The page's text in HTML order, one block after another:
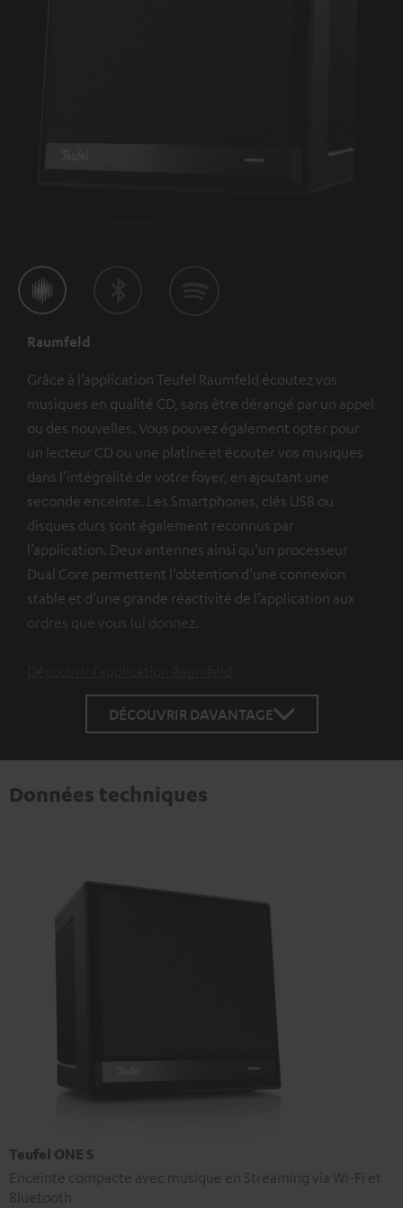
Raumfeld
Grâce à l’application Teufel Raumfeld écoutez vos
musiques en qualité CD, sans être dérangé par un appel
ou des nouvelles. Vous pouvez également opter pour
un lecteur CD ou une platine et écouter vos musiques
dans l’intégralité de votre foyer, en ajoutant une
seconde enceinte. Les Smartphones, clés USB ou
disques durs sont également reconnus par
l’application. Deux antennes ainsi qu’un processeur
Dual Core permettent l’obtention d’une connexion
stable et d’une grande réactivité de l’application aux
ordres que vous lui donnez.
DÉCOUVRIR DAVANTAGE
Données techniques
Teufel ONE S
Enceinte compacte avec musique en Streaming via Wi-Fi et
Bluetooth